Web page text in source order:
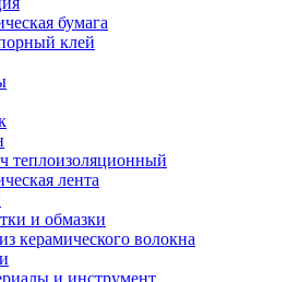
бумага
клей
теплоизоляционный
лента
и обмазки
керамического волокна
и инструмент